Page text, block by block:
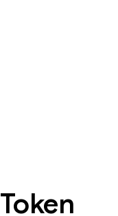
Token